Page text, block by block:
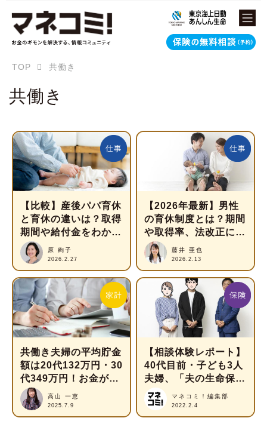
TOP 共働き
共働き
【比較】産後パパ育休
と育休の違いは？取得
期間や給付金をわかり
やすく解説
原 絢子
2026.2.27
【2026年最新】男性
の育休制度とは？期間
や取得率、法改正につ
いて徹底解説
藤井 亜也
2026.2.13
共働き夫婦の平均貯金
額は20代132万円・30
代349万円！お金が貯
まるコツと家計管理を
解説
高山 一恵
2025.7.9
【相談体験レポート】
40代目前・子ども3人
夫婦、「夫の生命保険
だけで今後も十分です
か？」
マネコミ！編集部
2022.2.4